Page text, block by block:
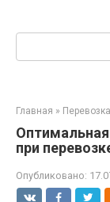
Главная » Перевозка
при
Опубликовано: